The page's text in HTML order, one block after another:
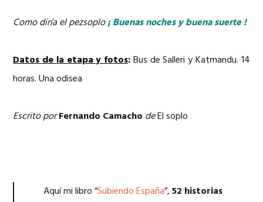
Como diría el pezsoplo¡Buenas noches y buena suerte !
Datos de la etapa y fotos:Bus de Salleri y Katmandu. 14
horas. Una odisea
Escrito porFernando Camacho deEl soplo
Aquí mi libro “Subiendo España”,52 historias